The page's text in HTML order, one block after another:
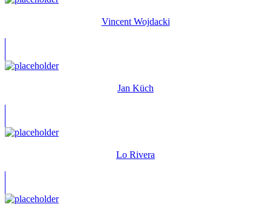
Vincent Wojdacki
Jan Küch
Lo Rivera